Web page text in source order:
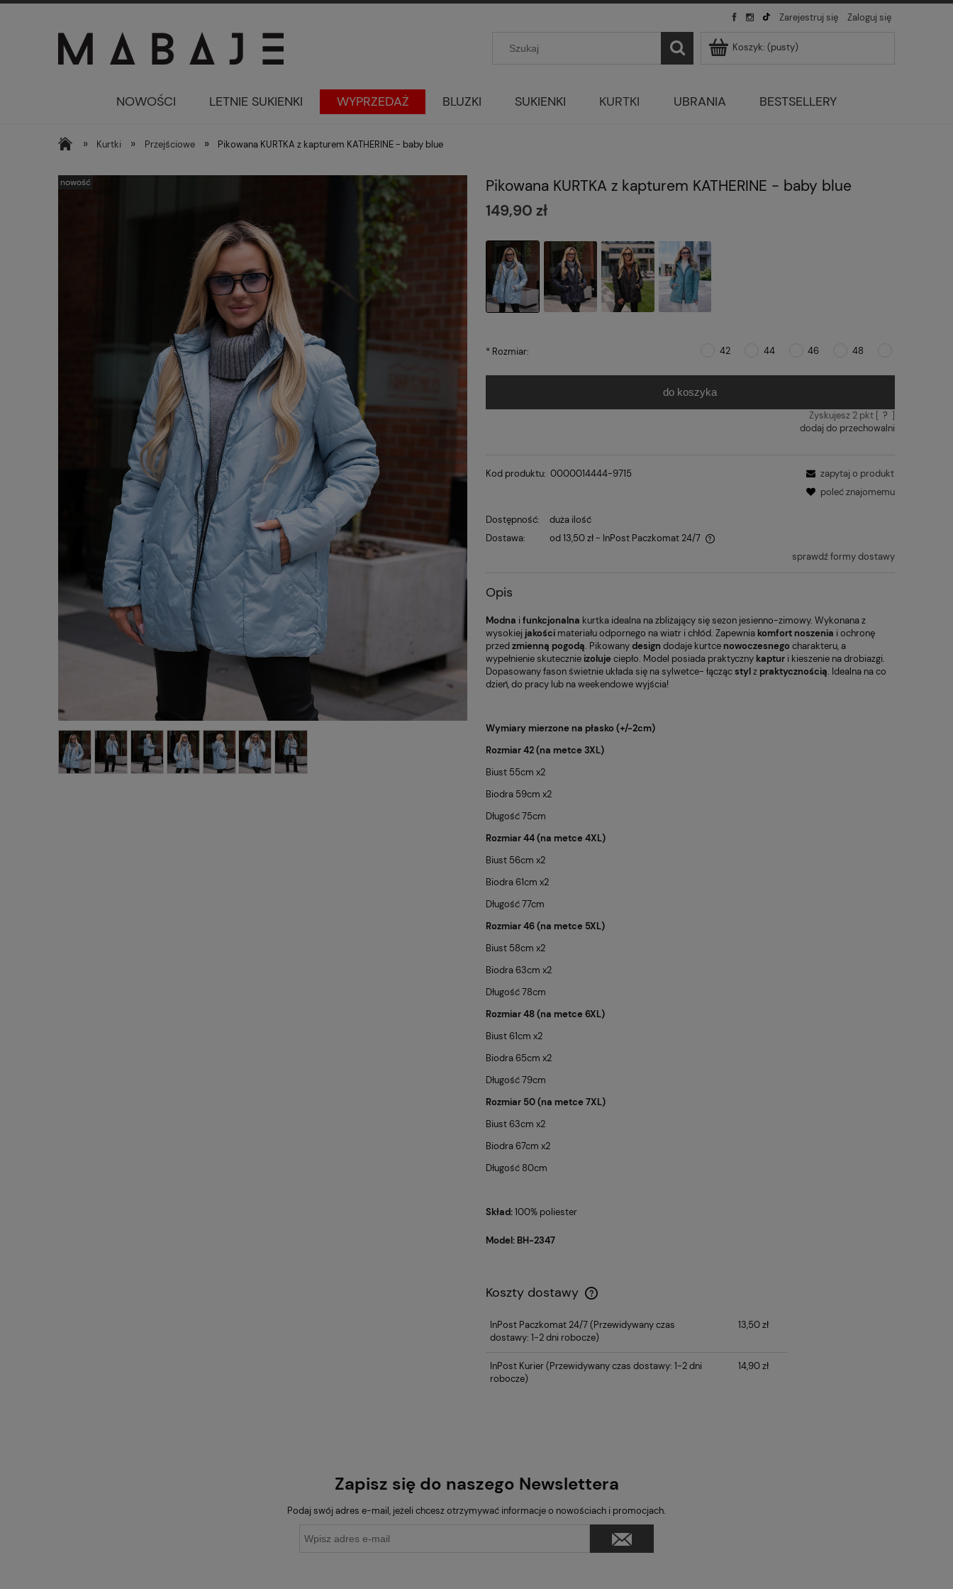
Zarejestruj się Zaloguj się
Koszyk: (pusty)
NOWOŚCI LETNIE SUKIENKI WYPRZEDAŻ BLUZKI SUKIENKI KURTKI UBRANIA BESTSELLERY
» Kurtki » Przejściowe » Pikowana KURTKA z kapturem KATHERINE - baby blue
nowość
Pikowana KURTKA z kapturem KATHERINE - baby blue
149,90 zł
*Rozmiar: 42 44 46 48
do koszyka
Zyskujesz 2pkt [ ? ]
dodaj do przechowalni
Kod produktu: 0000014444-9715
zapytaj o produkt
poleć znajomemu
Dostępność:
duża ilość
Dostawa:
od 13,50 zł- InPost Paczkomat 24/7
sprawdź formy dostawy
Opis
Modna i funkcjonalna kurtka idealna na zbliżający się sezon jesienno-zimowy. Wykonana z
wysokiej jakościmateriału odpornego na wiatr i chłód. Zapewnia komfort noszenia i ochronę
przedzmienną pogodą. Pikowanydesign dodaje kurtce nowoczesnegocharakteru, a
wypełnienie skutecznie izolujeciepło. Model posiada praktyczny kapturi kieszenie na drobiazgi.
Dopasowany fason świetnie układa się na sylwetce- łączącstylz praktycznością. Idealna na co
dzień, do pracy lub na weekendowe wyjścia!
Wymiary mierzone na płasko (+/-2cm)
Rozmiar 42 (na metce 3XL)
Biust 55cm x2
Biodra 59cm x2
Długość 75cm
Rozmiar 44 (na metce 4XL)
Biust 56cm x2
Biodra 61cm x2
Długość 77cm
Rozmiar 46 (na metce 5XL)
Biust 58cm x2
Biodra 63cm x2
Długość 78cm
Rozmiar 48 (na metce 6XL)
Biust 61cm x2
Biodra 65cm x2
Długość 79cm
Rozmiar 50 (na metce 7XL)
Biust 63cm x2
Biodra 67cm x2
Długość 80cm
Skład:100% poliester
Model: BH-2347
Koszty dostawy
InPost Paczkomat 24/7(Przewidywany czas
dostawy: 1-2 dni robocze)
13,50 zł
InPost Kurier(Przewidywany czas dostawy: 1-2 dni
robocze)
14,90 zł
Zapisz się do naszego Newslettera
Podaj swój adres e-mail, jeżeli chcesz otrzymywać informacje o nowościach i promocjach.